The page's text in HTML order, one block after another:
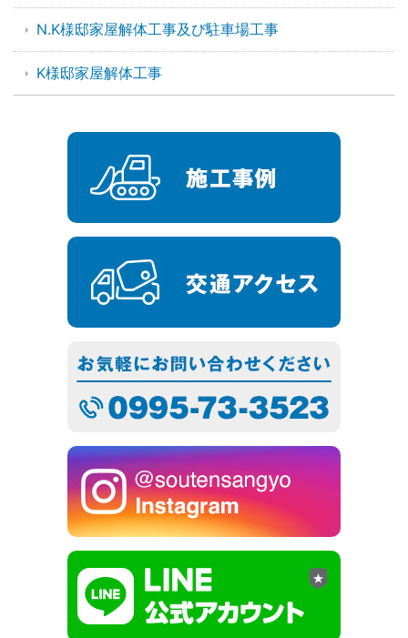
N.K様邸家屋解体工事及び駐車場工事
K様邸家屋解体工事